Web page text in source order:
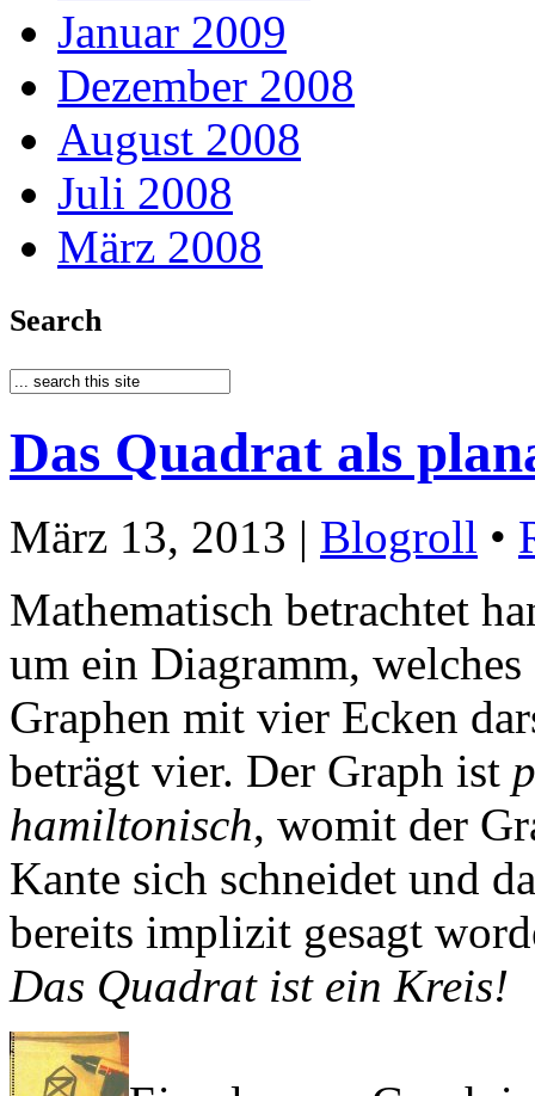
Januar 2009
Dezember 2008
August 2008
Juli 2008
März 2008
Search
Das Quadrat als
März 13, 2013 | Blogroll •
Mathematisch betrachtet
um ein Diagramm,
Graphen mit vier Ecken
beträgt vier. Der Graph ist
hamiltonisch, womit der
Kante sich schneidet und
bereits implizit gesagt
Das Quadrat ist ein Kreis!